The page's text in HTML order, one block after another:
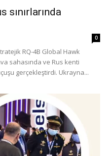
sınırlarında
0
RQ-4B Global Hawk
sahasında ve Rus kenti
gerçekleştirdi. Ukrayna...